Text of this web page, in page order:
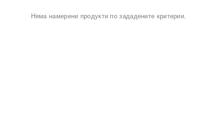
Няма намерени продукти по зададените критерии.